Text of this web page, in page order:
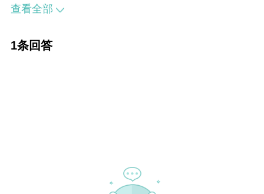
查看全部
1条回答